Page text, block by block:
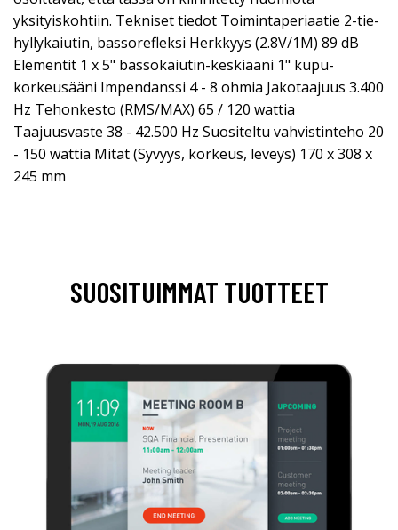
yksityiskohtiin. Tekniset tiedot Toimintaperiaatie 2-tie-
hyllykaiutin, bassorefleksi Herkkyys (2.8V/1M) 89 dB
Elementit 1 x 5" bassokaiutin-keskiääni 1" kupu-
korkeusääni Impendanssi 4 - 8 ohmia Jakotaajuus 3.400
Hz Tehonkesto (RMS/MAX) 65 / 120 wattia
Taajuusvaste 38 - 42.500 Hz Suositeltu vahvistinteho 20
- 150 wattia Mitat (Syvyys, korkeus, leveys) 170 x 308 x
245 mm
SUOSITUIMMAT TUOTTEET